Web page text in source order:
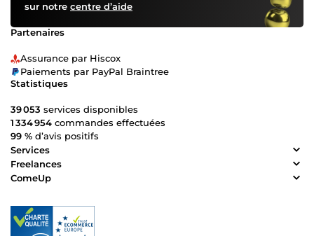
sur notre centre d’aide
Partenaires
Assurance par Hiscox
Paiements par PayPal Braintree
Statistiques
39 053 services disponibles
1 334 954 commandes effectuées
99 % d’avis positifs
Services
Freelances
ComeUp